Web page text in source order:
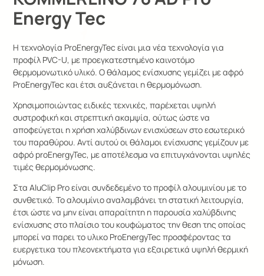
Energy Tec
Η τεχνολογία ProEnergyTec είναι μια νέα τεχνολογία για
προφίλ PVC-U, με προεγκατεστημένο καινοτόμο
θερμομονωτικό υλικό. Ο θάλαμος ενίσχυσης γεμίζει με αφρό
ProEnergyTec και έτσι αυξάνεται η θερμομόνωση.
Χρησιμοποιώντας ειδικές τεχνικές, παρέχεται υψηλή
συστροφική και στρεπτική ακαμψία, ούτως ώστε να
αποφεύγεται η χρήση χαλύβδινων ενισχύσεων στο εσωτερικό
του παραθύρου. Αντί αυτού οι θάλαμοι ενίσχυσης γεμίζουν με
αφρό proEnergyTec, με αποτέλεσμα να επιτυγχάνονται υψηλές
τιμές θερμομόνωσης.
Στα AluClip Pro είναι συνδεδεμένο το προφίλ αλουμινίου με το
συνθετικό. Το αλουμίνιο αναλαμβάνει τη στατική λειτουργία,
έτσι ώστε να μην είναι απαραίτητη η παρουσία χαλύβδινης
ενίσχυσης στο πλαίσιο του κουφώματος την θεση της οποίας
μπορεί να παρει το υλικο ProEnergyTec προσφέροντας τα
ευεργετικα του πλεονεκτήματα για εξαιρετικά υψηλή θερμική
μόνωση.